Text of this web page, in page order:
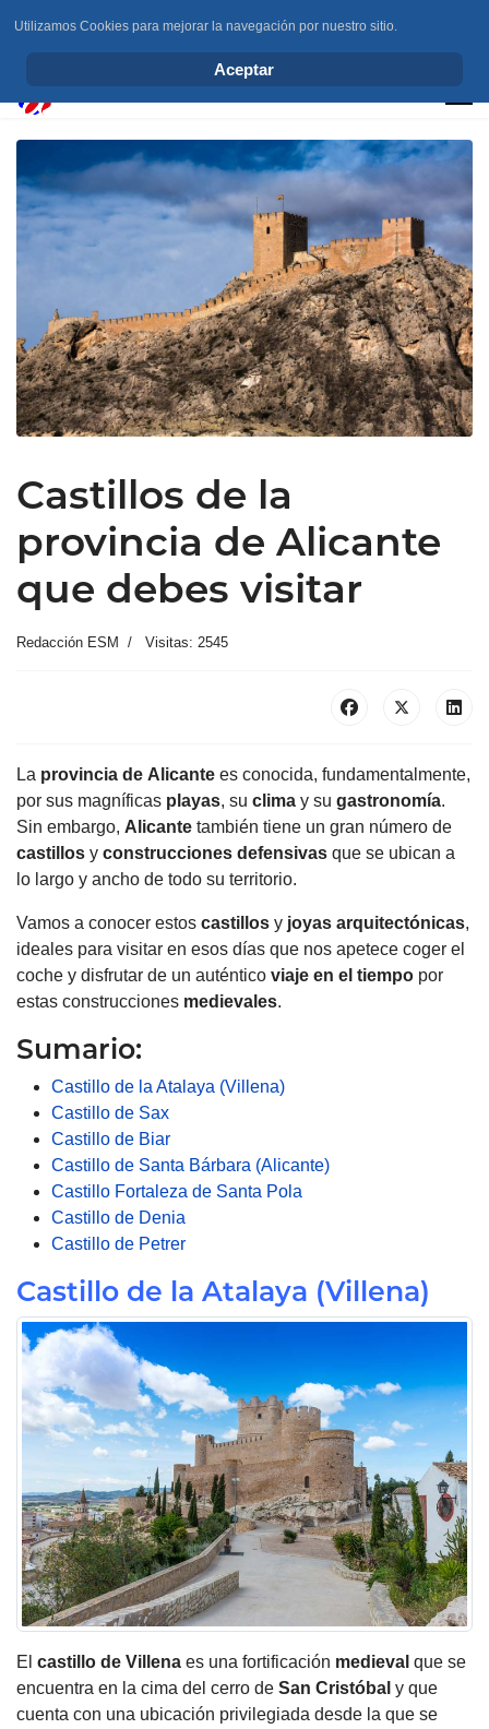
Castillos de la
provincia de Alicante
que debes visitar
Redacción ESM Visitas: 2545
La provincia de Alicante es conocida, fundamentalmente,
por sus magníficas playas, su clima y su gastronomía.
Sin embargo, Alicante también tiene un gran número de
castillos y construcciones defensivas que se ubican a
lo largo y ancho de todo su territorio.
Vamos a conocer estos castillos y joyas arquitectónicas,
ideales para visitar en esos días que nos apetece coger el
coche y disfrutar de un auténtico viaje en el tiempo por
estas construcciones medievales.
Sumario:
Castillo de la Atalaya (Villena)
Castillo de Sax
Castillo de Biar
Castillo de Santa Bárbara (Alicante)
Castillo Fortaleza de Santa Pola
Castillo de Denia
Castillo de Petrer
Castillo de la Atalaya (Villena)
El castillo de Villena es una fortificación medieval que se
encuentra en la cima del cerro de San Cristóbal y que
cuenta con una ubicación privilegiada desde la que se
Utilizamos Cookies para mejorar la navegación por nuestro sitio.
Aceptar